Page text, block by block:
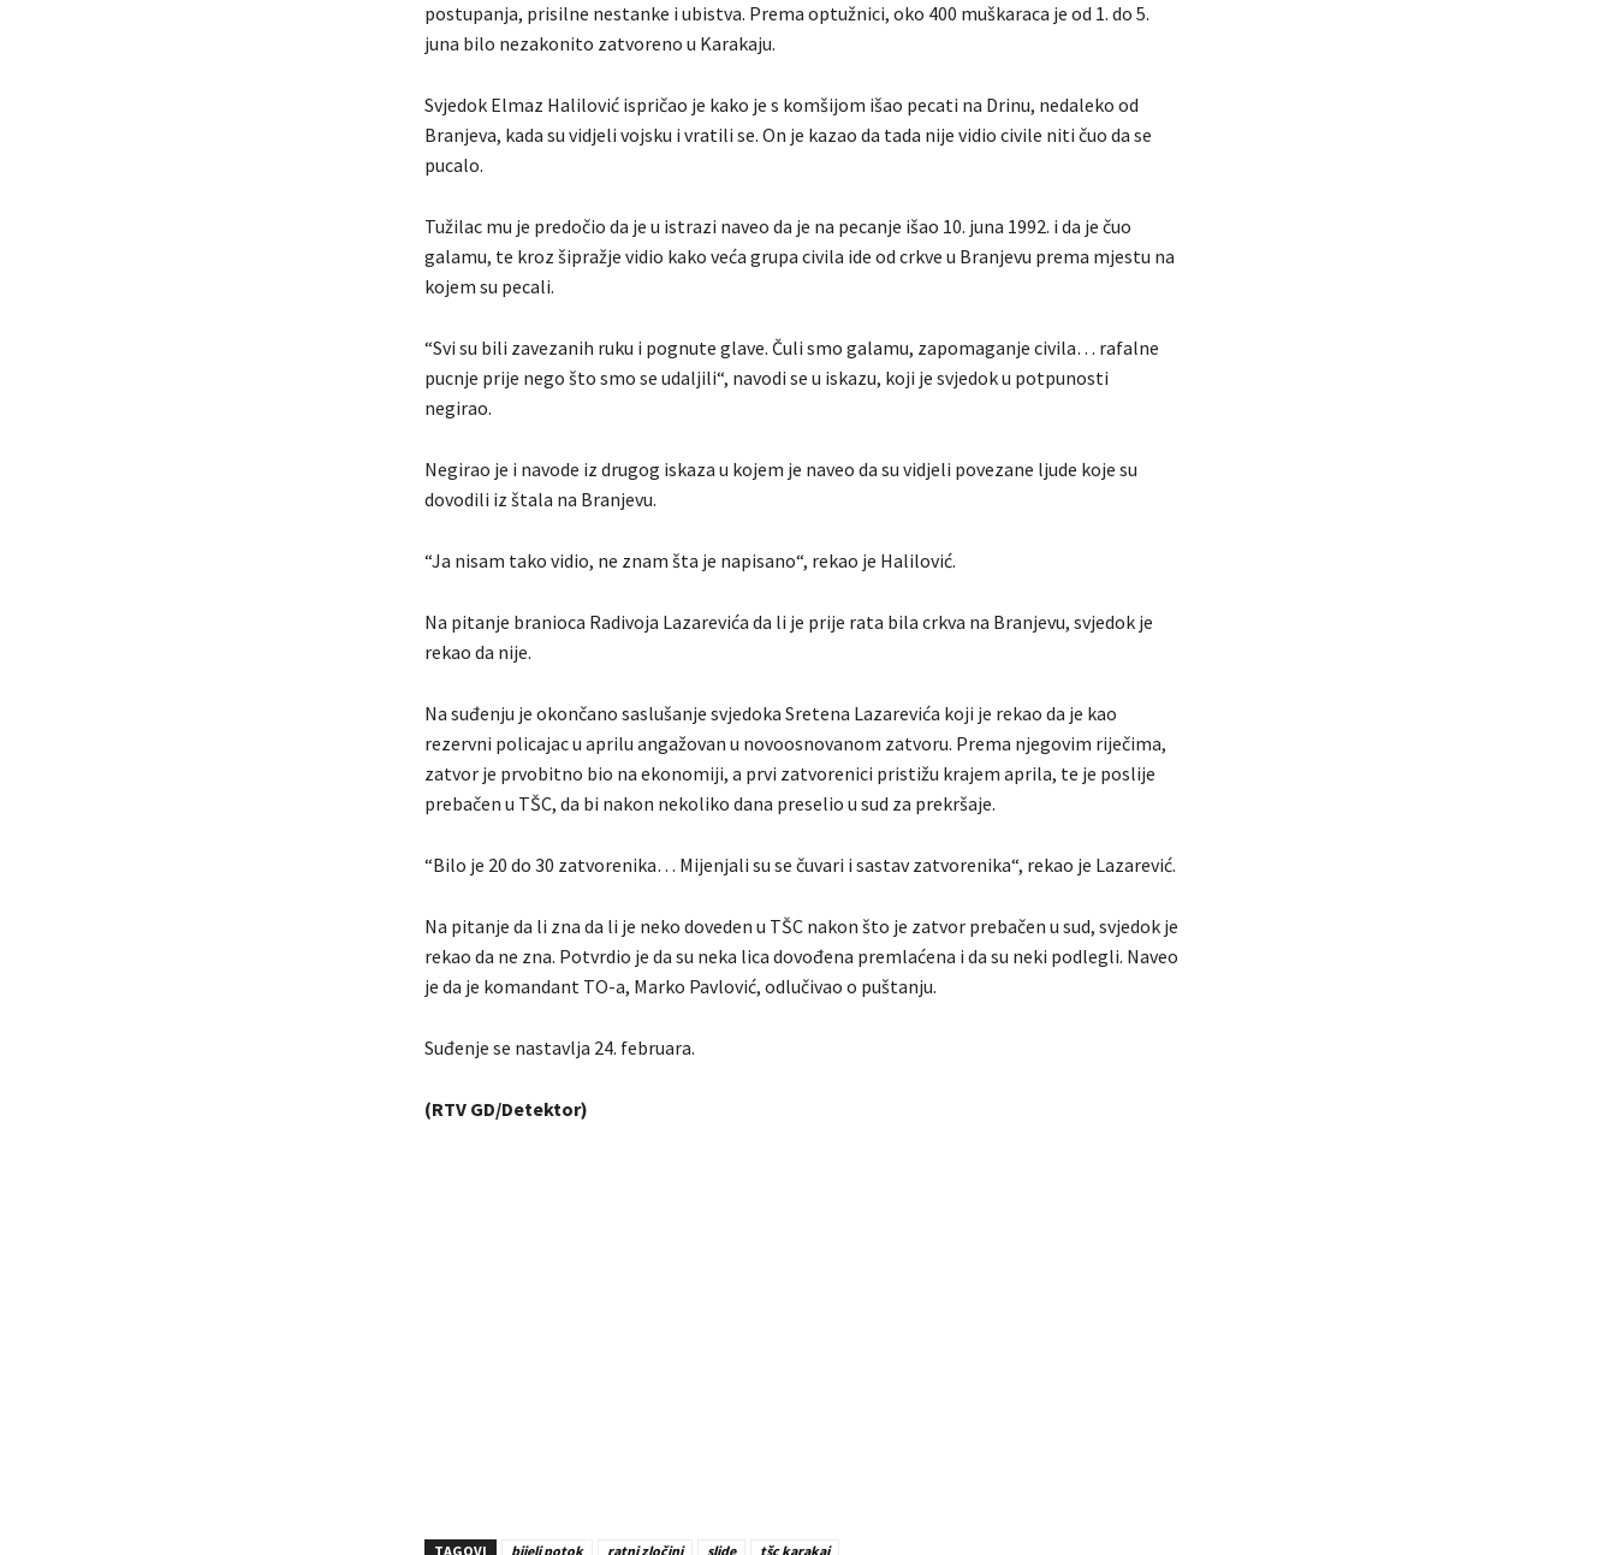
postupanja, prisilne nestanke i ubistva. Prema optužnici, oko 400 muškaraca je od 1. do 5.
juna bilo nezakonito zatvoreno u Karakaju.
Svjedok Elmaz Halilović ispričao je kako je s komšijom išao pecati na Drinu, nedaleko od
Branjeva, kada su vidjeli vojsku i vratili se. On je kazao da tada nije vidio civile niti čuo da se
pucalo.
Tužilac mu je predočio da je u istrazi naveo da je na pecanje išao 10. juna 1992. i da je čuo
galamu, te kroz šipražje vidio kako veća grupa civila ide od crkve u Branjevu prema mjestu na
kojem su pecali.
“Svi su bili zavezanih ruku i pognute glave. Čuli smo galamu, zapomaganje civila… rafalne
pucnje prije nego što smo se udaljili“, navodi se u iskazu, koji je svjedok u potpunosti
negirao.
Negirao je i navode iz drugog iskaza u kojem je naveo da su vidjeli povezane ljude koje su
dovodili iz štala na Branjevu.
“Ja nisam tako vidio, ne znam šta je napisano“, rekao je Halilović.
Na pitanje branioca Radivoja Lazarevića da li je prije rata bila crkva na Branjevu, svjedok je
rekao da nije.
Na suđenju je okončano saslušanje svjedoka Sretena Lazarevića koji je rekao da je kao
rezervni policajac u aprilu angažovan u novoosnovanom zatvoru. Prema njegovim riječima,
zatvor je prvobitno bio na ekonomiji, a prvi zatvorenici pristižu krajem aprila, te je poslije
prebačen u TŠC, da bi nakon nekoliko dana preselio u sud za prekršaje.
“Bilo je 20 do 30 zatvorenika… Mijenjali su se čuvari i sastav zatvorenika“, rekao je Lazarević.
Na pitanje da li zna da li je neko doveden u TŠC nakon što je zatvor prebačen u sud, svjedok je
rekao da ne zna. Potvrdio je da su neka lica dovođena premlaćena i da su neki podlegli. Naveo
je da je komandant TO-a, Marko Pavlović, odlučivao o puštanju.
Suđenje se nastavlja 24. februara.
(RTV GD/Detektor)
TAGOVI bijeli potok ratni zločini slide tšc karakaj